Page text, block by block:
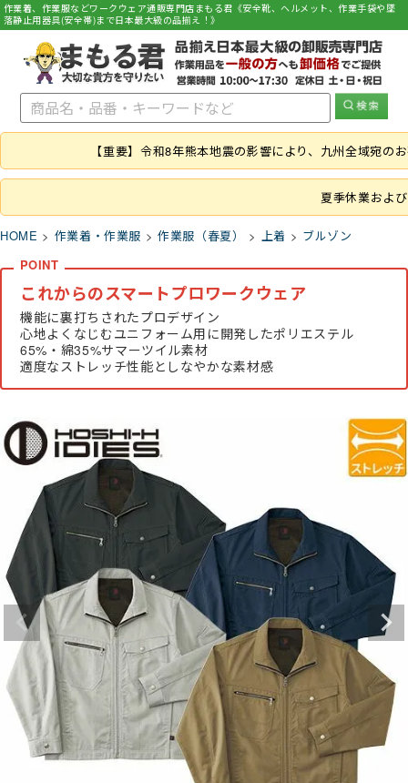
作業着、作業服などワークウェア通販専門店まもる君《安全靴、ヘルメット、作業手袋や墜
落静止用器具(安全帯)まで日本最大級の品揃え！》
【重要】令和8年熊本地震の影響により、九州全域宛
夏季休業およ
HOME 作業着・作業服 作業服（春夏） 上着 ブルゾン
これからのスマートプロワークウェア
機能に裏打ちされたプロデザイン
心地よくなじむユニフォーム用に開発したポリエステル
65%・綿35%サマーツイル素材
適度なストレッチ性能としなやかな素材感